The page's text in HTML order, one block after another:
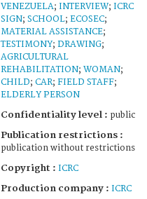
VENEZUELA; INTERVIEW; ICRC
SIGN; SCHOOL; ECOSEC;
MATERIAL ASSISTANCE;
TESTIMONY; DRAWING;
AGRICULTURAL
REHABILITATION; WOMAN;
CHILD; CAR; FIELD STAFF;
ELDERLY PERSON
Confidentiality level : public
Publication restrictions :
publication without restrictions
Copyright : ICRC
Production company : ICRC